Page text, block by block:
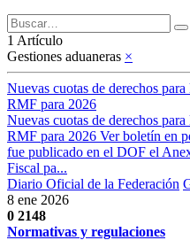
1 Artículo
Gestiones aduaneras ×
Nuevas cuotas de derechos
RMF para 2026
Nuevas cuotas de derechos
RMF para 2026 Ver boletín en
fue publicado en el DOF el
Fiscal pa...
Diario Oficial de la Federación
8 ene 2026
0 2148
Normativas y regulaciones